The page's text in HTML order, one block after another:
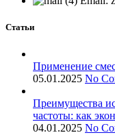
Статьи
Применение
05.01.2025 No
Преимущества
частоты: как
04.01.2025 No